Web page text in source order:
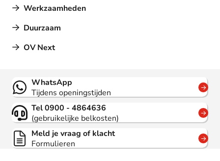
Werkzaamheden
Duurzaam
OV Next
Contact
WhatsApp
Tijdens openingstijden
Tel 0900 - 4864636
(gebruikelijke belkosten)
Meld je vraag of klacht
Formulieren